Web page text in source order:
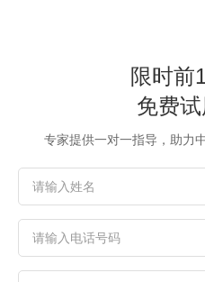
限时前
免费
专家提供一对一指导，助力